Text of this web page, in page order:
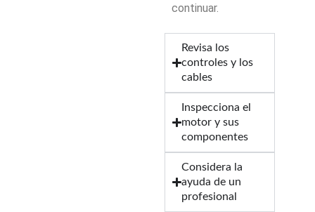
continuar.
Revisa los
controles y los
cables
Inspecciona el
motor y sus
componentes
Considera la
ayuda de un
profesional